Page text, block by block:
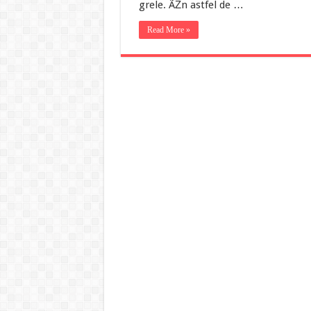
grele. ÃŽn astfel de …
Read More »